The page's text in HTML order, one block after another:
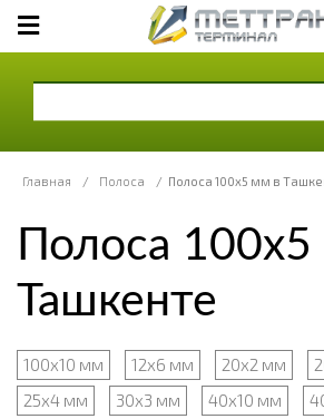
Главная / Полоса / Полоса 100x5 мм в
Полоса
Ташкенте
100x10 мм 12х6 мм 20x2 мм
25x4 мм
30х3 мм 40х10 мм